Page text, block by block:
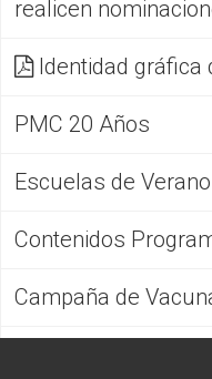
realicen
Identidad gráfica
PMC 20 Años
Escuelas de
Contenidos
Campaña de